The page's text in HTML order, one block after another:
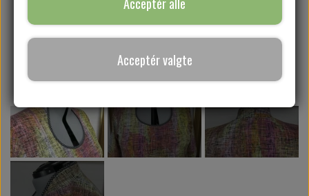
SYKURSER
GAVEKORT
Acceptér valgte